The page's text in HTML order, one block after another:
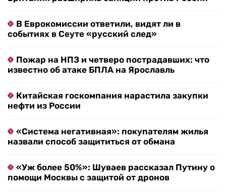
В Еврокомиссии ответили, видят ли в
событиях в Сеуте «русский след»
Пожар на НПЗ и четверо пострадавших: что
известно об атаке БПЛА на Ярославль
Китайская госкомпания нарастила закупки
нефти из России
«Система негативная»: покупателям жилья
назвали способ защититься от обмана
«Уж более 50%»: Шуваев рассказал Путину о
помощи Москвы с защитой от дронов